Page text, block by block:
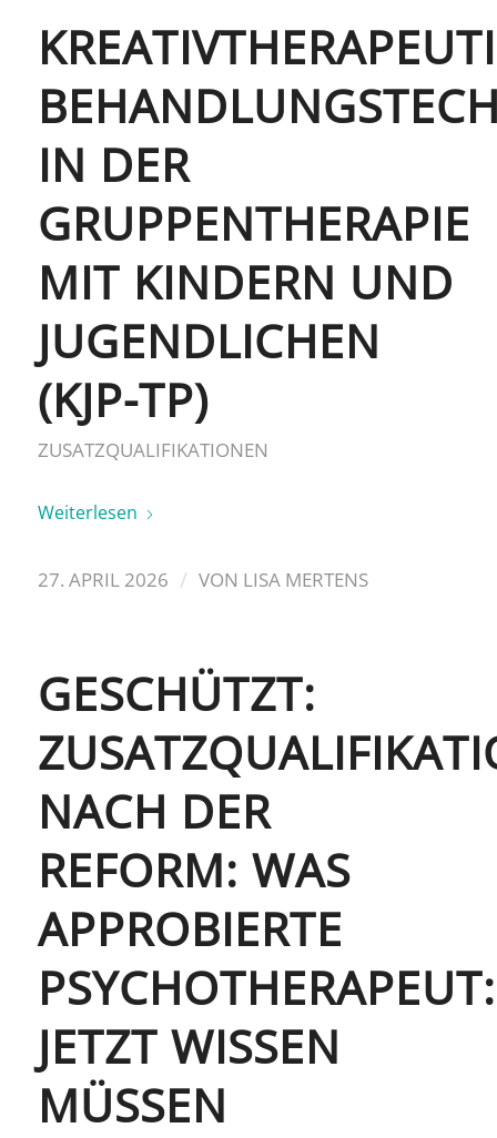
IN DER
GRUPPENTHERAPIE
MIT KINDERN UND
JUGENDLICHEN
(KJP-TP)
ZUSATZQUALIFIKATIONEN
Weiterlesen
27. APRIL 2026 / VON LISA MERTENS
GESCHÜTZT:
NACH DER
REFORM: WAS
APPROBIERTE
JETZT WISSEN
MÜSSEN